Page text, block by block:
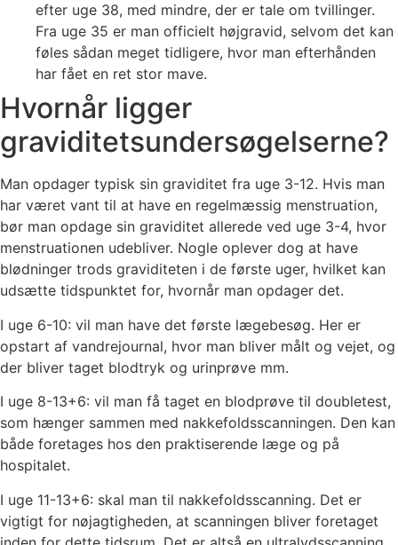
efter uge 38, med mindre, der er tale om tvillinger.
Fra uge 35 er man officielt højgravid, selvom det kan
føles sådan meget tidligere, hvor man efterhånden
har fået en ret stor mave.
Hvornår ligger
graviditetsundersøgelserne?
Man opdager typisk sin graviditet fra uge 3-12. Hvis man
har været vant til at have en regelmæssig menstruation,
bør man opdage sin graviditet allerede ved uge 3-4, hvor
menstruationen udebliver. Nogle oplever dog at have
blødninger trods graviditeten i de første uger, hvilket kan
udsætte tidspunktet for, hvornår man opdager det.
I uge 6-10: vil man have det første lægebesøg. Her er
opstart af vandrejournal, hvor man bliver målt og vejet, og
der bliver taget blodtryk og urinprøve mm.
I uge 8-13+6: vil man få taget en blodprøve til doubletest,
som hænger sammen med nakkefoldsscanningen. Den kan
både foretages hos den praktiserende læge og på
hospitalet.
I uge 11-13+6: skal man til nakkefoldsscanning. Det er
vigtigt for nøjagtigheden, at scanningen bliver foretaget